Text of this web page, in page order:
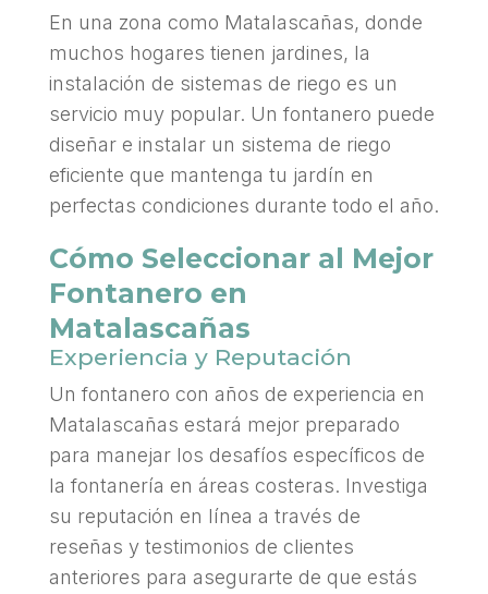
En una zona como Matalascañas, donde
muchos hogares tienen jardines, la
instalación de sistemas de riego es un
servicio muy popular. Un fontanero puede
diseñar e instalar un sistema de riego
eficiente que mantenga tu jardín en
perfectas condiciones durante todo el año.
Cómo Seleccionar al Mejor
Fontanero en
Matalascañas
Experiencia y Reputación
Un fontanero con años de experiencia en
Matalascañas estará mejor preparado
para manejar los desafíos específicos de
la fontanería en áreas costeras. Investiga
su reputación en línea a través de
reseñas y testimonios de clientes
anteriores para asegurarte de que estás